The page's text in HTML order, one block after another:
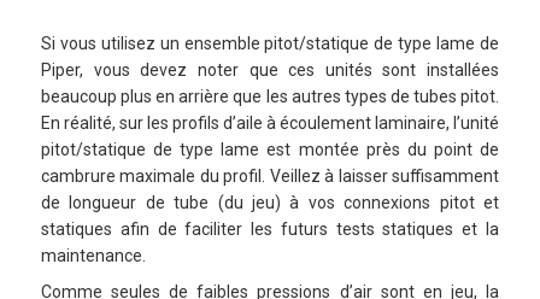
Si vous utilisez un ensemble pitot/statique de type lame de
Piper, vous devez noter que ces unités sont installées
beaucoup plus en arrière que les autres types de tubes pitot.
En réalité, sur les profils d’aile à écoulement laminaire, l’unité
pitot/statique de type lame est montée près du point de
cambrure maximale du profil. Veillez à laisser suffisamment
de longueur de tube (du jeu) à vos connexions pitot et
statiques afin de faciliter les futurs tests statiques et la
maintenance.
Comme seules de faibles pressions d’air sont en jeu, la